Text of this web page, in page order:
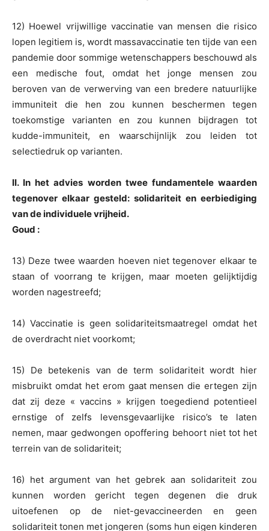
12) Hoewel vrijwillige vaccinatie van mensen die risico
lopen legitiem is, wordt massavaccinatie ten tijde van een
pandemie door sommige wetenschappers beschouwd als
een medische fout, omdat het jonge mensen zou
beroven van de verwerving van een bredere natuurlijke
immuniteit die hen zou kunnen beschermen tegen
toekomstige varianten en zou kunnen bijdragen tot
kudde-immuniteit, en waarschijnlijk zou leiden tot
selectiedruk op varianten.
II. In het advies worden twee fundamentele waarden
tegenover elkaar gesteld: solidariteit en eerbiediging
van de individuele vrijheid.
Goud :
13) Deze twee waarden hoeven niet tegenover elkaar te
staan of voorrang te krijgen, maar moeten gelijktijdig
worden nagestreefd;
14) Vaccinatie is geen solidariteitsmaatregel omdat het
de overdracht niet voorkomt;
15) De betekenis van de term solidariteit wordt hier
misbruikt omdat het erom gaat mensen die ertegen zijn
dat zij deze « vaccins » krijgen toegediend potentieel
ernstige of zelfs levensgevaarlijke risico’s te laten
nemen, maar gedwongen opoffering behoort niet tot het
terrein van de solidariteit;
16) het argument van het gebrek aan solidariteit zou
kunnen worden gericht tegen degenen die druk
uitoefenen op de niet-gevaccineerden en geen
solidariteit tonen met jongeren (soms hun eigen kinderen